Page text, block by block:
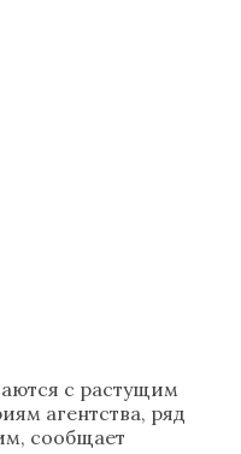
с растущим
агентства, ряд
сообщает